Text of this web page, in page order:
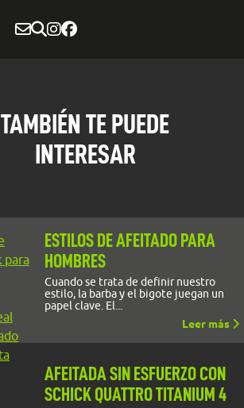
TAMBIÉN TE PUEDE
INTERESAR
ESTILOS DE AFEITADO PARA
HOMBRES
Cuando se trata de definir nuestro
estilo, la barba y el bigote juegan un
papel clave. El...
Leer más
AFEITADA SIN ESFUERZO CON
SCHICK QUATTRO TITANIUM 4